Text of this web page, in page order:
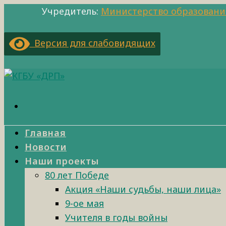
Учредитель: Министерство
Версия для слабовидящих
Главная
Новости
Наши проекты
80 лет Победе
Акция «Наши судьбы, наши лица»
9-ое мая
Учителя в годы войны